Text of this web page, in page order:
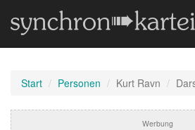
Start Personen Kurt Ravn
Werbung